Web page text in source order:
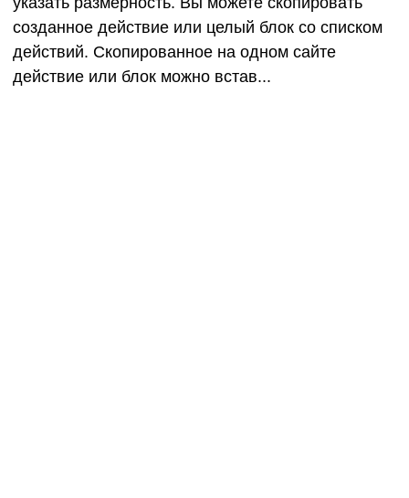
созданное действие или целый блок со списком
действий. Скопированное на одном сайте
действие или блок можно встав...